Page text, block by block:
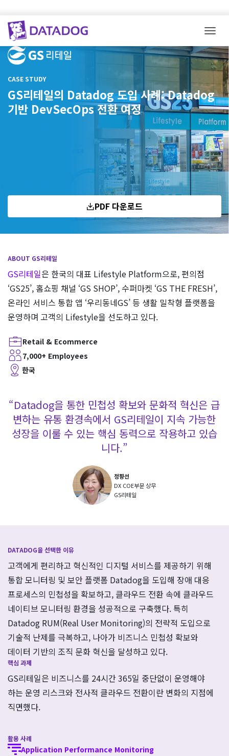
CASE STUDY
GS리테일의 Datadog 도입 사례: Datadog
기반 DevSecOps 전환 여정
PDF 다운로드
ABOUT GS리테일
GS리테일은 한국의 대표 Lifestyle Platform으로, 편의점
‘GS25’, 홈쇼핑 채널 ‘GS SHOP’, 수퍼마켓 ‘GS THE FRESH’,
온라인 서비스 통합 앱 ‘우리동네GS’ 등 생활 밀착형 플랫폼을
운영하며 고객의 Lifestyle을 선도하고 있다.
Retail & Ecommerce
7,000+ Employees
한국
“Datadog을 통한 민첩성 확보와 문화적 혁신은 급
변하는 유통 환경속에서 GS리테일이 지속 가능한
성장을 이룰 수 있는 핵심 동력으로 작용하고 있습
니다.”
정향선
DX COE부문 상무
GS리테일
DATADOG을 선택한 이유
고객에게 편리하고 혁신적인 디지털 서비스를 제공하기 위해
통합 모니터링 및 보안 플랫폼 Datadog을 도입해 장애 대응
프로세스의 민첩성을 확보하고, 클라우드 전환 속에 클라우드
네이티브 모니터링 환경을 성공적으로 구축했다. 특히
Datadog RUM(Real User Monitoring)의 전략적 도입으로
기술적 난제를 극복하고, 나아가 비즈니스 민첩성 확보와
데이터 기반의 조직 문화 혁신을 달성하고 있다.
핵심 과제
GS리테일은 비즈니스를 24시간 365일 중단없이 운영해야
하는 운영 리스크와 전사적 클라우드 전환이란 변화의 지점에
직면했다.
활용 사례
Application Performance Monitoring